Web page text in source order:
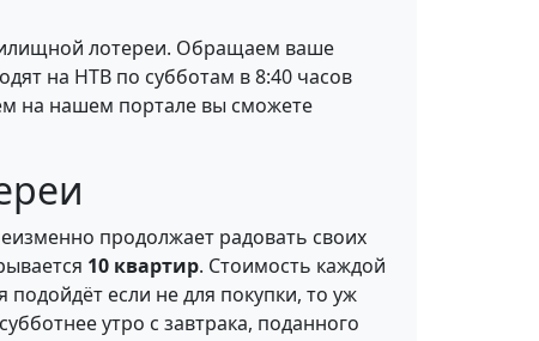
лотереи. Обращаем ваше
на НТВ по субботам в 8:40 часов
на нашем портале вы сможете
продолжает радовать своих
10 квартир. Стоимость каждой
если не для покупки, то уж
утро с завтрака, поданного